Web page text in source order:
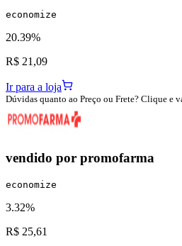
economize
20.39%
R$ 21,09
Ir para a loja
Dúvidas quanto ao Preço ou Frete? Clique e
vendido por promofarma
economize
3.32%
R$ 25,61